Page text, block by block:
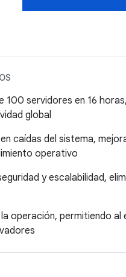
100 servidores en 16
global
caídas del sistema,
operativo
y escalabilidad,
operación, permitiendo